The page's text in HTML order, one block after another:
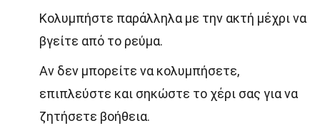
Κολυμπήστε παράλληλα με την ακτή μέχρι να
βγείτε από το ρεύμα.
Αν δεν μπορείτε να κολυμπήσετε,
επιπλεύστε και σηκώστε το χέρι σας για να
ζητήσετε βοήθεια.